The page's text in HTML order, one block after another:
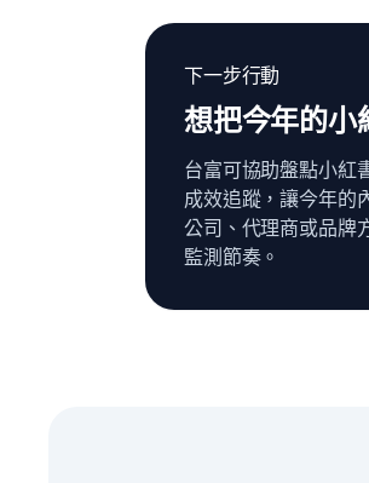
下一步行動
想把今年的小
台富可協助盤點小紅
成效追蹤，讓今年的
公司、代理商或品牌
監測節奏。